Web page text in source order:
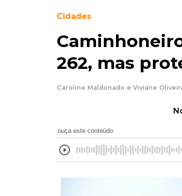
Cidades
262, mas
Caroline Maldonado e Viviane
ouça este conteúdo